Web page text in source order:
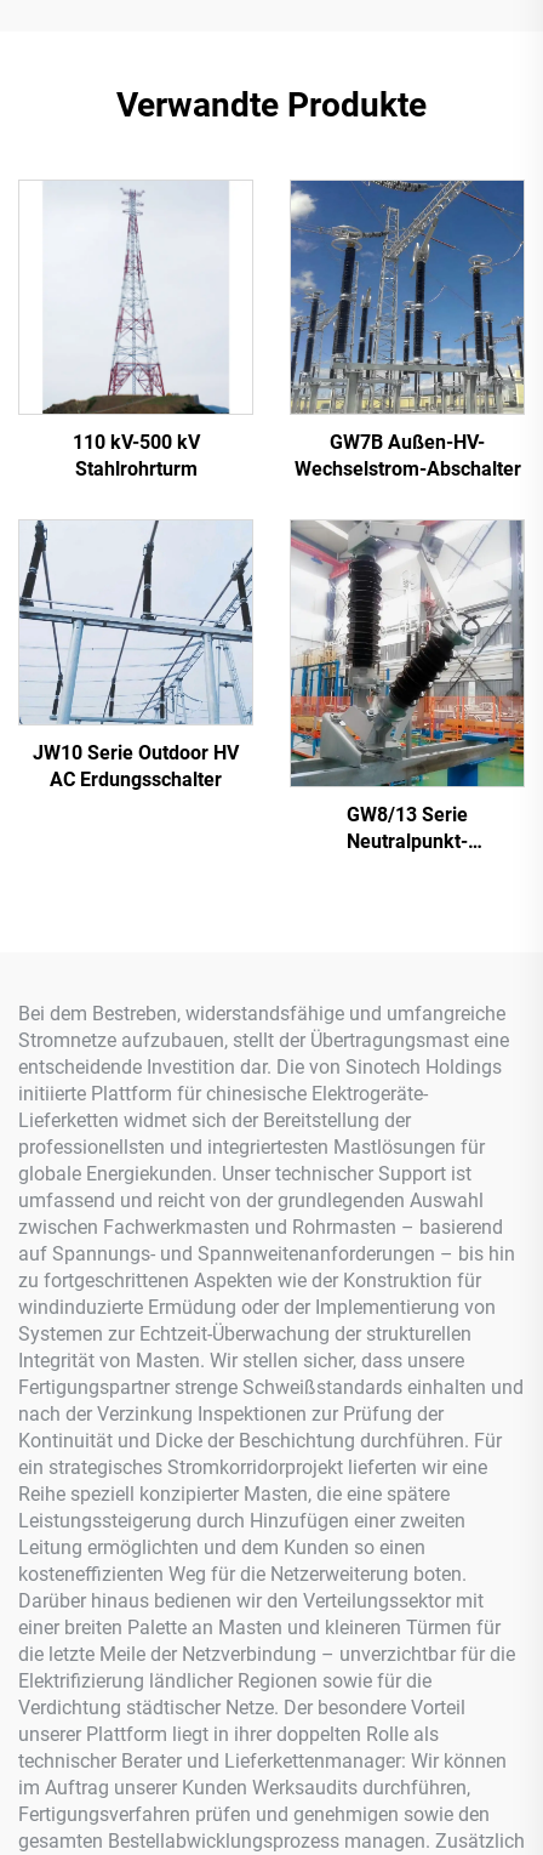
Verwandte Produkte
110 kV-500 kV
Stahlrohrturm
GW7B Außen-HV-
Wechselstrom-Abschalter
JW10 Serie Outdoor HV
AC Erdungsschalter
GW8/13 Serie
Neutralpunkt-
Bei dem Bestreben, widerstandsfähige und umfangreiche
Stromnetze aufzubauen, stellt der Übertragungsmast eine
entscheidende Investition dar. Die von Sinotech Holdings
initiierte Plattform für chinesische Elektrogeräte-
Lieferketten widmet sich der Bereitstellung der
professionellsten und integriertesten Mastlösungen für
globale Energiekunden. Unser technischer Support ist
umfassend und reicht von der grundlegenden Auswahl
zwischen Fachwerkmasten und Rohrmasten – basierend
auf Spannungs- und Spannweitenanforderungen – bis hin
zu fortgeschrittenen Aspekten wie der Konstruktion für
windinduzierte Ermüdung oder der Implementierung von
Systemen zur Echtzeit-Überwachung der strukturellen
Integrität von Masten. Wir stellen sicher, dass unsere
Fertigungspartner strenge Schweißstandards einhalten und
nach der Verzinkung Inspektionen zur Prüfung der
Kontinuität und Dicke der Beschichtung durchführen. Für
ein strategisches Stromkorridorprojekt lieferten wir eine
Reihe speziell konzipierter Masten, die eine spätere
Leistungssteigerung durch Hinzufügen einer zweiten
Leitung ermöglichten und dem Kunden so einen
kosteneffizienten Weg für die Netzerweiterung boten.
Darüber hinaus bedienen wir den Verteilungssektor mit
einer breiten Palette an Masten und kleineren Türmen für
die letzte Meile der Netzverbindung – unverzichtbar für die
Elektrifizierung ländlicher Regionen sowie für die
Verdichtung städtischer Netze. Der besondere Vorteil
unserer Plattform liegt in ihrer doppelten Rolle als
technischer Berater und Lieferkettenmanager: Wir können
im Auftrag unserer Kunden Werksaudits durchführen,
Fertigungsverfahren prüfen und genehmigen sowie den
gesamten Bestellabwicklungsprozess managen. Zusätzlich